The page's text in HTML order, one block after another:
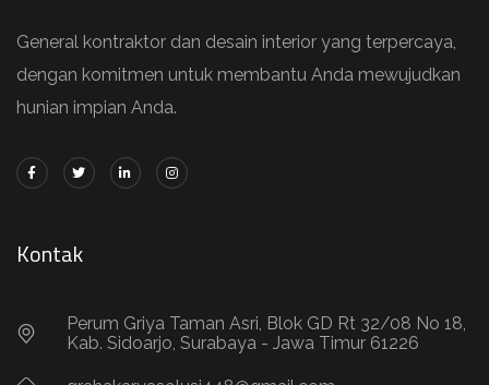
General kontraktor dan desain interior yang terpercaya,
dengan komitmen untuk membantu Anda mewujudkan
hunian impian Anda.
Kontak
Perum Griya Taman Asri, Blok GD Rt 32/08 No 18,
Kab. Sidoarjo, Surabaya - Jawa Timur 61226